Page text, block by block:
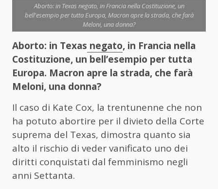
Aborto: in Texas negato, in Francia nella Costituzione, un
bell'esempio per tutta Europa, Macron apre la strada, che farà
Meloni, una donna?
Aborto: in Texas negato, in Francia nella
Costituzione, un bell’esempio per tutta
Europa. Macron apre la strada, che farà
Meloni, una donna?
Il caso di Kate Cox, la trentunenne che non
ha potuto abortire per il divieto della Corte
suprema del Texas, dimostra quanto sia
alto il rischio di veder vanificato uno dei
diritti conquistati dal femminismo negli
anni Settanta.